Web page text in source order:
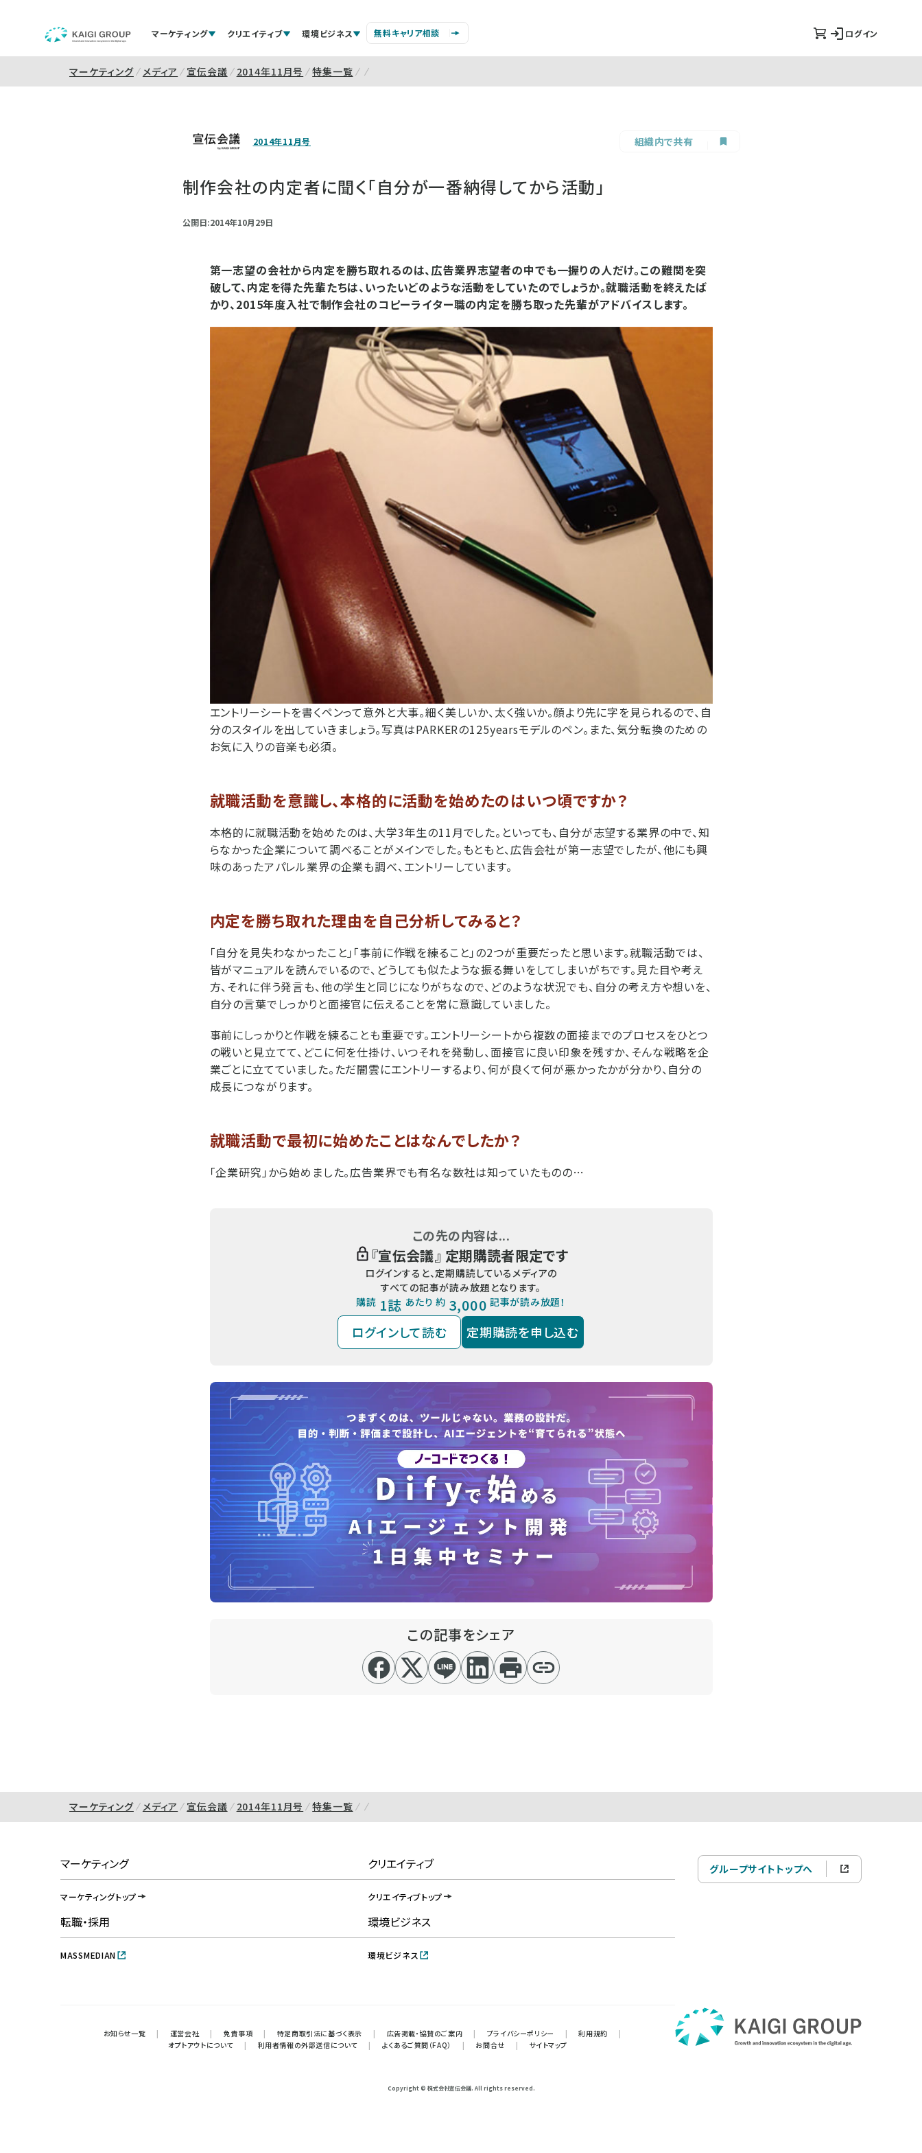
マーケティング クリエイティブ 環境ビジネス 無料キャリア相談 ログイン
マーケティング メディア 宣伝会議 2014年11月号 特集一覧
2014年11月号 組織内で共有
制作会社の内定者に聞く「自分が一番納得してから活動」
公開日:2014年10月29日
第一志望の会社から内定を勝ち取れるのは、広告業界志望者の中でも一握りの人だけ。この難関を突
破して、内定を得た先輩たちは、いったいどのような活動をしていたのでしょうか。就職活動を終えたば
かり、2015年度入社で制作会社のコピーライター職の内定を勝ち取った先輩がアドバイスします。
エントリーシートを書くペンって意外と大事。細く美しいか、太く強いか。顔より先に字を見られるので、自
分のスタイルを出していきましょう。写真はPARKERの125yearsモデルのペン。また、気分転換のための
お気に入りの音楽も必須。
就職活動を意識し、本格的に活動を始めたのはいつ頃ですか？
本格的に就職活動を始めたのは、大学3年生の11月でした。といっても、自分が志望する業界の中で、知
らなかった企業について調べることがメインでした。もともと、広告会社が第一志望でしたが、他にも興
味のあったアパレル業界の企業も調べ、エントリーしています。
内定を勝ち取れた理由を自己分析してみると？
「自分を見失わなかったこと」「事前に作戦を練ること」の2つが重要だったと思います。就職活動では、
皆がマニュアルを読んでいるので、どうしても似たような振る舞いをしてしまいがちです。見た目や考え
方、それに伴う発言も、他の学生と同じになりがちなので、どのような状況でも、自分の考え方や想いを、
自分の言葉でしっかりと面接官に伝えることを常に意識していました。
事前にしっかりと作戦を練ることも重要です。エントリーシートから複数の面接までのプロセスをひとつ
の戦いと見立てて、どこに何を仕掛け、いつそれを発動し、面接官に良い印象を残すか、そんな戦略を企
業ごとに立てていました。ただ闇雲にエントリーするより、何が良くて何が悪かったかが分かり、自分の
成長につながります。
就職活動で最初に始めたことはなんでしたか？
「企業研究」から始めました。広告業界でも有名な数社は知っていたものの…
この先の内容は...
『宣伝会議』 定期購読者限定です
ログインすると、定期購読しているメディアの
すべての記事が読み放題となります。
購読 1誌 あたり 約 3,000 記事が読み放題！
ログインして読む 定期購読を申し込む
この記事をシェア
マーケティング メディア 宣伝会議 2014年11月号 特集一覧
マーケティング
マーケティングトップ
クリエイティブ
クリエイティブトップ
転職・採用
MASSMEDIAN
環境ビジネス
環境ビジネス
お知らせ一覧 | 運営会社 | 免責事項 | 特定商取引法に基づく表示 | 広告掲載・協賛のご案内 | プライバシーポリシー | 利用規約
|
オプトアウトについて
| 利用者情報の外部送信について | よくあるご質問（FAQ） | お問合せ | サイトマップ
グループサイトトップへ
Copyright © 株式会社宣伝会議. All rights reserved.